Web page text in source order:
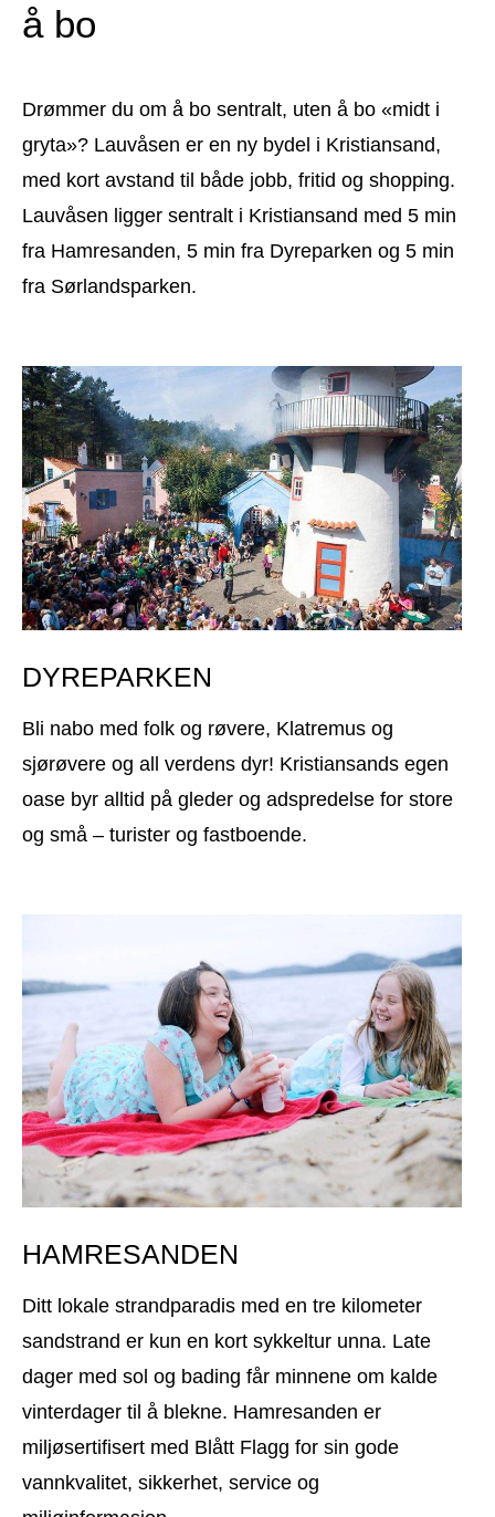
å bo
Drømmer du om å bo sentralt, uten å bo «midt i
gryta»? Lauvåsen er en ny bydel i Kristiansand,
med kort avstand til både jobb, fritid og shopping.
Lauvåsen ligger sentralt i Kristiansand med 5 min
fra Hamresanden, 5 min fra Dyreparken og 5 min
fra Sørlandsparken.
DYREPARKEN
Bli nabo med folk og røvere, Klatremus og
sjørøvere og all verdens dyr! Kristiansands egen
oase byr alltid på gleder og adspredelse for store
og små – turister og fastboende.
HAMRESANDEN
Ditt lokale strandparadis med en tre kilometer
sandstrand er kun en kort sykkeltur unna. Late
dager med sol og bading får minnene om kalde
vinterdager til å blekne. Hamresanden er
miljøsertifisert med Blått Flagg for sin gode
vannkvalitet, sikkerhet, service og